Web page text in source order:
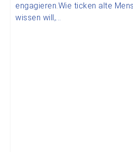
engagieren.Wie ticken alte
wissen will,...